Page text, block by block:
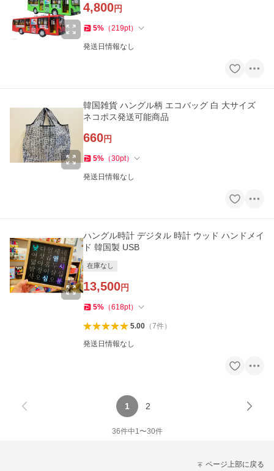
4,800円
5% （219pt）
発送日情報なし
韓国雑貨 ハングル柄 エコバッグ 白 大サイズ
ネコポス発送可能商品
660円
5% （30pt）
発送日情報なし
ハングル時計 デジタル 時計 ウッド ハンドメイ
ド 韓国製 USB
在庫なし
13,500円
5% （618pt）
5.00（7件）
発送日情報なし
1 2
36件中1〜30件
ページ上部に戻る